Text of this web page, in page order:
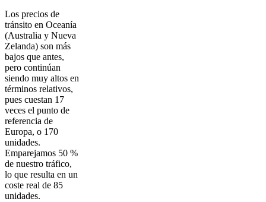
Los precios de
tránsito en Oceanía
(Australia y Nueva
Zelanda) son más
bajos que antes,
pero continúan
siendo muy altos en
términos relativos,
pues cuestan 17
veces el punto de
referencia de
Europa, o 170
unidades.
Emparejamos 50 %
de nuestro tráfico,
lo que resulta en un
coste real de 85
unidades.